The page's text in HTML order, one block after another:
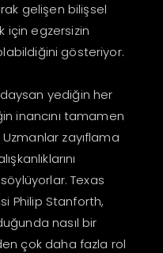
gelişen bilişsel
için egzersizin
gösteriyor.
yediğin her
inancını tamamen
zayıflama
Texas
Philip Stanforth,
nasıl bir
çok daha fazla rol